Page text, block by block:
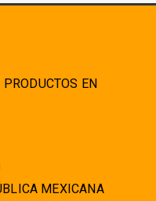
EN
MEXICANA